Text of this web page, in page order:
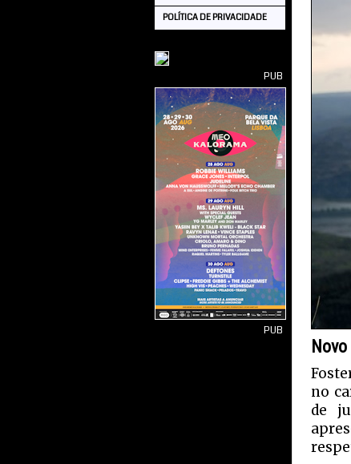
POLÍTICA DE PRIVACIDADE
PUB
PUB
no
de